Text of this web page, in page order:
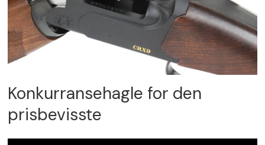
Konkurransehagle for den
prisbevisste